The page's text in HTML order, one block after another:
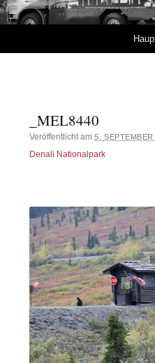
_MEL8440
Veröffentlicht am5.
Denali Nationalpark